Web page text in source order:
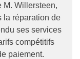
M. Willersteen,
la réparation de
ses services
compétitifs
paiement.